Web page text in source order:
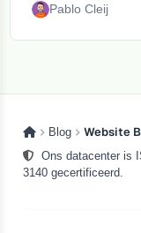
Pablo Cleij
Blog Website
Ons datacenter is
3140 gecertificeerd.